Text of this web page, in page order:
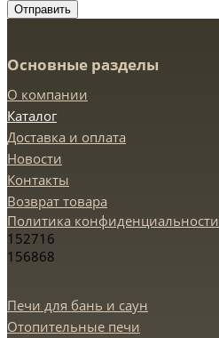
Отправить
Основные разделы
О компании
Каталог
Доставка и оплата
Новости
Контакты
Возврат товара
Политика конфиденциальности
152716
156868
Печи для бань и саун
Отопительные печи